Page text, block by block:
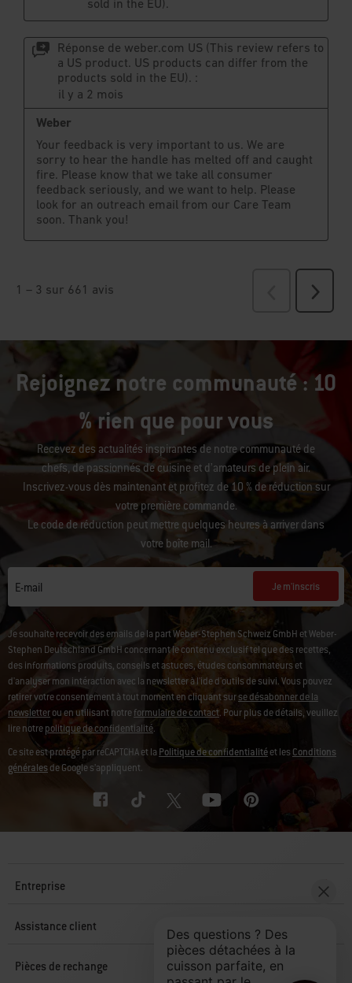
Rejoignez notre communauté : 10
% rien que pour vous
Recevez des actualités inspirantes de notre communauté de
chefs, de passionnés de cuisine et d’amateurs de plein air.
Inscrivez-vous dès maintenant et profitez de 10 % de réduction sur
votre première commande.
Le code de réduction peut mettre quelques heures à arriver dans
votre boîte mail.
E-mail Je m'inscris
Je souhaite recevoir des emails de la part Weber-Stephen Schweiz GmbH et Weber-
Stephen Deutschland GmbH concernant le contenu exclusif tel que des recettes,
des informations produits, conseils et astuces, études consommateurs et
d'analyser mon intéraction avec la newsletter à l'ide d'outils de suivi. Vous pouvez
retirer votre consentement à tout moment en cliquant surse désabonner de la
newsletterou en utilisant notreformulaire de contact. Pour plus de détails, veuillez
lire notrepolitique de confidentialité.
Ce site est protégé par reCAPTCHA et la Politique de confidentialitéet lesConditions
généralesde Google s’appliquent.
Entreprise
Assistance client
Pièces de rechange